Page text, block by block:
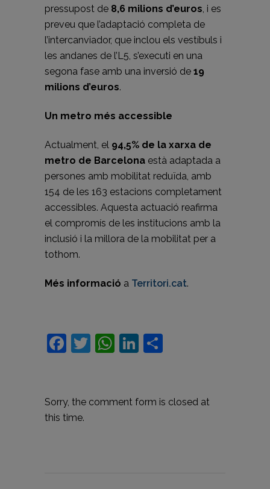
pressupost de 8,6 milions d’euros, i es
preveu que l’adaptació completa de
l’intercanviador, que inclou els vestíbuls i
les andanes de l’L5, s’executi en una
segona fase amb una inversió de 19
milions d’euros.
Un metro més accessible
Actualment, el 94,5% de la xarxa de
metro de Barcelona està adaptada a
persones amb mobilitat reduïda, amb
154 de les 163 estacions completament
accessibles. Aquesta actuació reafirma
el compromís de les institucions amb la
inclusió i la millora de la mobilitat per a
tothom.
Més informació a Territori.cat.
Facebook
Twitter
WhatsApp
LinkedIn
Sorry, the comment form is closed at
this time.